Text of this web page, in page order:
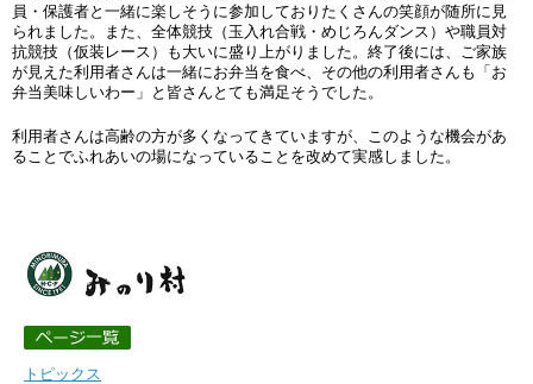
員・保護者と一緒に楽しそうに参加しておりたくさんの笑顔が随所に見
られました。また、全体競技（玉入れ合戦・めじろんダンス）や職員対
抗競技（仮装レース）も大いに盛り上がりました。終了後には、ご家族
が見えた利用者さんは一緒にお弁当を食べ、その他の利用者さんも「お
弁当美味しいわー」と皆さんとても満足そうでした。
利用者さんは高齢の方が多くなってきていますが、このような機会があ
ることでふれあいの場になっていることを改めて実感しました。
トピックス